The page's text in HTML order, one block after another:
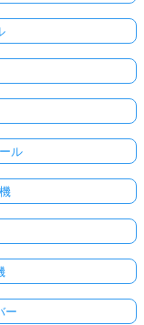
ル
ー